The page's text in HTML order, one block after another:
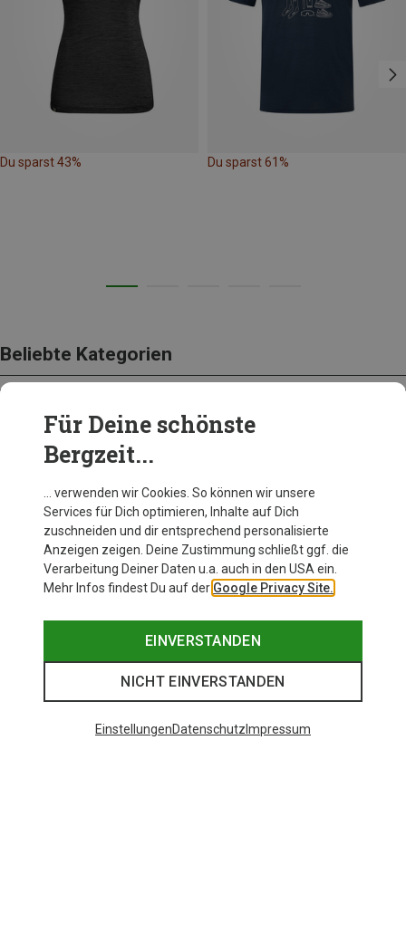
Du sparst 43% Du sparst 61%
Beliebte Kategorien
BEKLEIDUNG
Für Deine schönste
Bergzeit...
… verwenden wir Cookies. So können wir unsere
Services für Dich optimieren, Inhalte auf Dich
zuschneiden und dir entsprechend personalisierte
Anzeigen zeigen. Deine Zustimmung schließt ggf. die
Verarbeitung Deiner Daten u.a. auch in den USA ein.
Mehr Infos findest Du auf der Google Privacy Site.
EINVERSTANDEN
NICHT EINVERSTANDEN
EinstellungenDatenschutz Impressum